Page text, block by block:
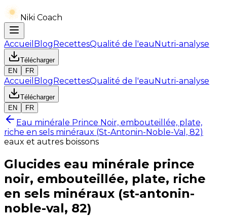
Niki Coach
Accueil BlogRecettesQualité de l'eauNutri-analyse
Télécharger
EN
FR
Accueil BlogRecettesQualité de l'eauNutri-analyse
Télécharger
EN
FR
Eau minérale Prince Noir, embouteillée, plate,
riche en sels minéraux (St-Antonin-Noble-Val, 82)
eaux et autres boissons
Glucides eau minérale prince
noir, embouteillée, plate, riche
en sels minéraux (st-antonin-
noble-val, 82)